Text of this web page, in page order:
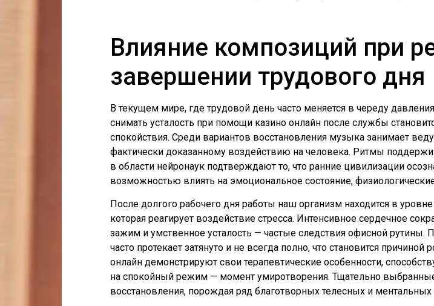
Влияние композиций при
завершении трудового дня
В текущем мире, где трудовой день часто меняется в череду
снимать усталость при помощи казино онлайн после службы
спокойствия. Среди вариантов восстановления музыка занимает
фактически доказанному воздействию на человека. Ритмы
в области нейронаук подтверждают то, что ранние цивилизации
возможностью влиять на эмоциональное состояние,
После долгого рабочего дня работы наш организм находится в
которая реагирует воздействие стресса. Интенсивное сердечное
зажим и умственное усталость — частые следствия офисной
часто протекает затянуто и не всегда полно, что становится
онлайн демонстрируют свои терапевтические особенности,
на спокойный режим — момент умиротворения. Тщательно
восстановления, порождая ряд благотворных телесных и